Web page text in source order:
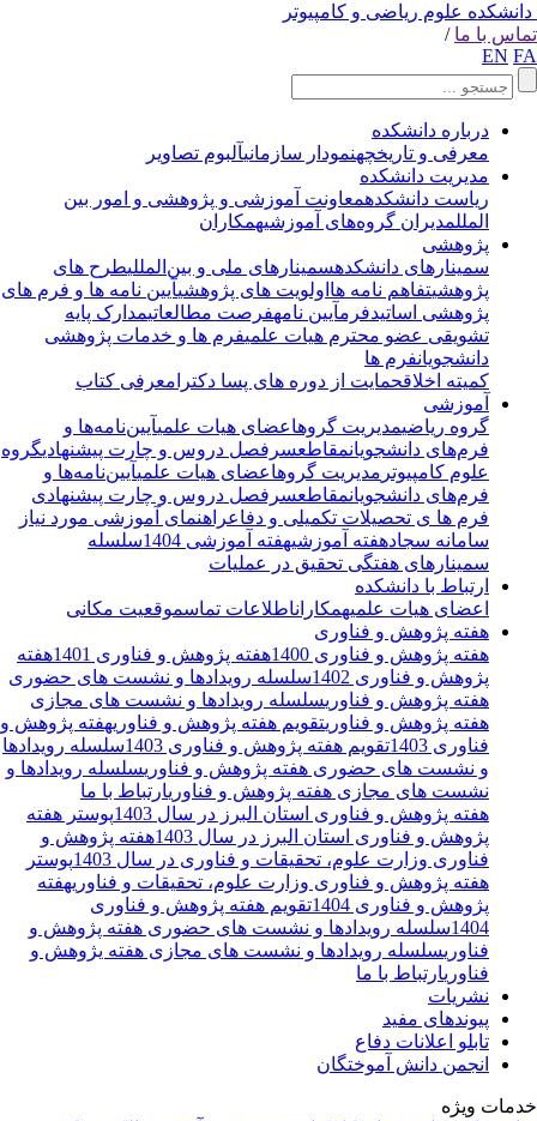
علوم ریاضی و کامپیوتر
با ما /
EN
درباره دانشکده
معرفی و تاریخچهنمودار سازمانیآلبوم تصاویر
مدیریت دانشکده
ریاست دانشکدهمعاونت آموزشی و پژوهشی و امور بین
المللمدیران گروه‌های آموزشیهمکاران
پژوهشی
سمینارهای دانشکدهسمینارهای ملی و بین‌المللیطرح های
پژوهشیتفاهم نامه هااولویت های پژوهشیآیین نامه ها و فرم های
پژوهشی اساتیدفرم آیین نامهفرصت مطالعاتیمدارک پایه
تشویقی عضو محترم هیات علمیفرم ها و خدمات پژوهشی
دانشجویانفرم ها
کمیته اخلاقحمایت از دوره های پسا دکترامعرفی کتاب
آموزشی
گروه ریاضیمدیریت گروهاعضای هیات علمیآیین‌نامه‌ها و
فرم‌های دانشجویانمقاطعسرفصل دروس و چارت پیشنهادیگروه
علوم کامپیوترمدیریت گروهاعضای هیات علمیآیین‌نامه‌ها و
فرم‌های دانشجویانمقاطعسرفصل دروس و چارت پیشنهادی
فرم ها ی تحصیلات تکمیلی و دفاعراهنمای آموزشی مورد نیاز
سامانه سجادهفته آموزشیهفته آموزشی 1404
سلسله
سمینارهای هفتگی تحقیق در عملیات
ارتباط با دانشکده
اعضای هیات علمیهمکاران اطلاعات تماسموقعیت مکانی
هفته پژوهش و فناوری
هفته پژوهش و فناوری 1400
هفته پژوهش و فناوری 1401
هفته
پژوهش و فناوری 1402
سلسله رویدادها و نشست های حضوری
هفته پژوهش و فناوریسلسله رویدادها و نشست های مجازی
هفته پژوهش و فناوریتقویم هفته پژوهش و فناوریهفته پژوهش و
فناوری 1403
تقویم هفته پژوهش و فناوری 1403
سلسله رویدادها
و نشست های حضوری هفته پژوهش و فناوریسلسله رویدادها و
نشست های مجازی هفته پژوهش و فناوریارتباط با ما
هفته پژوهش و فناوری استان البرز در سال 1403
پوستر هفته
پژوهش و فناوری استان البرز در سال 1403
هفته پژوهش و
فناوری وزارت علوم، تحقیقات و فناوری در سال 1403
پوستر
هفته پژوهش و فناوری وزارت علوم، تحقیقات و فناوریهفته
پژوهش و فناوری 1404
تقویم هفته پژوهش و فناوری
1404سلسله رویدادها و نشست های حضوری هفته پژوهش و
فناوریسلسله رویدادها و نشست های مجازی هفته یژوهش و
فناوریارتباط با ما
نشریات
پیوندهای مفید
تابلو اعلانات دفاع
انجمن دانش آموختگان
ویژه